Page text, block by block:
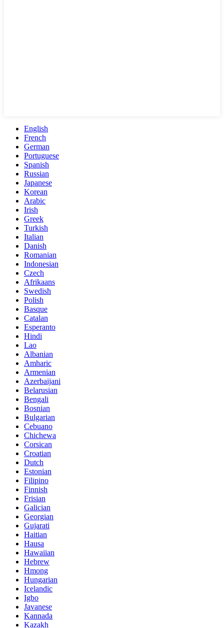
English
French
German
Portuguese
Spanish
Russian
Japanese
Korean
Arabic
Irish
Greek
Turkish
Italian
Danish
Romanian
Indonesian
Czech
Afrikaans
Swedish
Polish
Basque
Catalan
Esperanto
Hindi
Lao
Albanian
Amharic
Armenian
Azerbaijani
Belarusian
Bengali
Bosnian
Bulgarian
Cebuano
Chichewa
Corsican
Croatian
Dutch
Estonian
Filipino
Finnish
Frisian
Galician
Georgian
Gujarati
Haitian
Hausa
Hawaiian
Hebrew
Hmong
Hungarian
Icelandic
Igbo
Javanese
Kannada
Kazakh